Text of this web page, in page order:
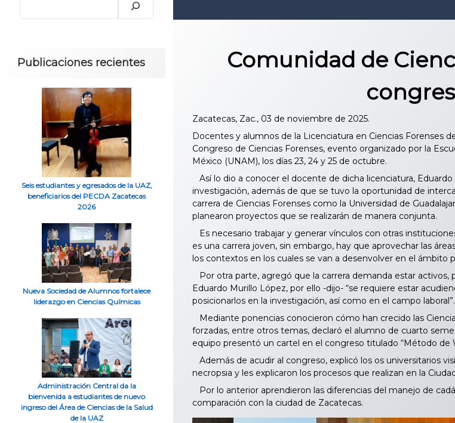
Comunidad de
Zacatecas, Zac., 03 de noviembre de 2025.
Docentes y alumnos de la Licenciatura en Ciencias Forenses
Congreso de Ciencias Forenses, evento organizado por la
México (UNAM), los días 23, 24 y 25 de octubre.
Así lo dio a conocer el docente de dicha licenciatura,
investigación, además de que se tuvo la oportunidad de
carrera de Ciencias Forenses como la Universidad de
planearon proyectos que se realizarán de manera conjunta.
Es necesario trabajar y generar vínculos con otras
es una carrera joven, sin embargo, hay que aprovechar las
los contextos en los cuales se van a desenvolver en el ámbito
Por otra parte, agregó que la carrera demanda estar activos,
Eduardo Murillo López, por ello -dijo- “se requiere estar
posicionarlos en la investigación, así como en el campo laboral”.
Mediante ponencias conocieron cómo han crecido las
forzadas, entre otros temas, declaró el alumno de cuarto
equipo presentó un cartel en el congreso titulado “Método
Además de acudir al congreso, explicó los os universitarios
necropsia y les explicaron los procesos que realizan en la
Por lo anterior aprendieron las diferencias del manejo de
comparación con la ciudad de Zacatecas.
Publicaciones recientes
Seis estudiantes y egresados de la UAZ,
beneficiarios del PECDA Zacatecas
2026
Nueva Sociedad de Alumnos fortalece
liderazgo en Ciencias Químicas
Administración Central da la
bienvenida a estudiantes de nuevo
ingreso del Área de Ciencias de la Salud
de la UAZ